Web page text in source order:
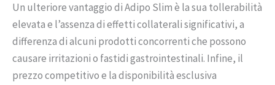
Un ulteriore vantaggio di Adipo Slim è la sua tollerabilità
elevata e l’assenza di effetti collaterali significativi, a
differenza di alcuni prodotti concorrenti che possono
causare irritazioni o fastidi gastrointestinali. Infine, il
prezzo competitivo e la disponibilità esclusiva